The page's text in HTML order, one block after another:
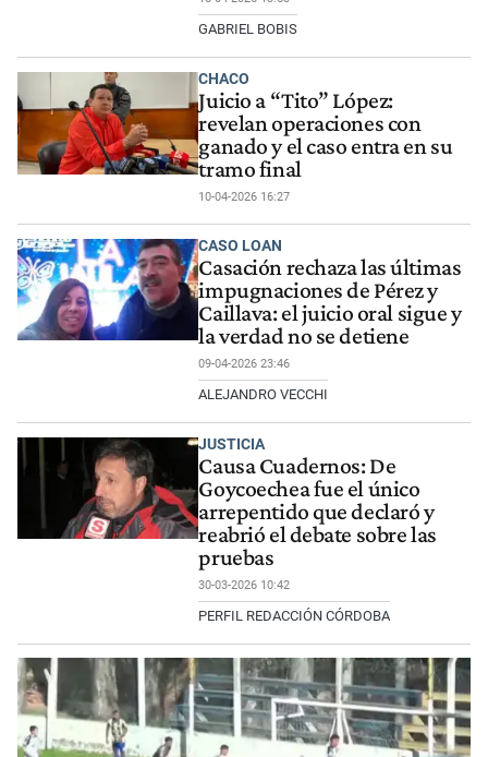
GABRIEL BOBIS
CHACO
Juicio a “Tito” López:
revelan operaciones con
ganado y el caso entra en su
tramo final
10-04-2026 16:27
CASO LOAN
Casación rechaza las últimas
impugnaciones de Pérez y
Caillava: el juicio oral sigue y
la verdad no se detiene
09-04-2026 23:46
ALEJANDRO VECCHI
JUSTICIA
Causa Cuadernos: De
Goycoechea fue el único
arrepentido que declaró y
reabrió el debate sobre las
pruebas
30-03-2026 10:42
PERFIL REDACCIÓN CÓRDOBA